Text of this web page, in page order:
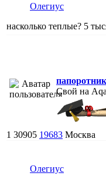
Олегиус
насколько теплые? 5
папоротник
Свой на
1 30905 19683 Москва
Олегиус